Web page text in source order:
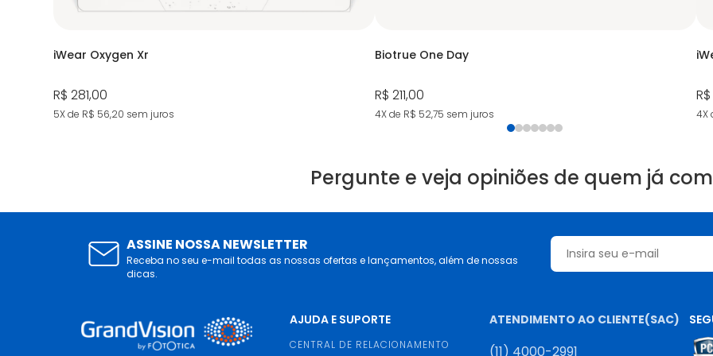
iWear Oxygen Xr
R$ 281,00
5X de R$ 56,20 sem juros
Biotrue One Day
R$ 211,00
4X de R$ 52,75 sem juros 4X
Pergunte e veja opiniões de quem já
ASSINE NOSSA NEWSLETTER
Receba no seu e-mail todas as nossas ofertas e lançamentos, além de nossas
dicas.
AJUDA E SUPORTE
CENTRAL DE RELACIONAMENTO
ATENDIMENTO AO CLIENTE(SAC)
(11) 4000-2991